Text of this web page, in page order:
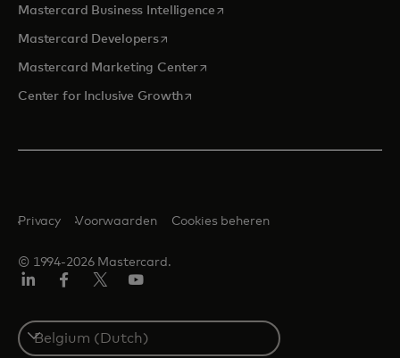
Mastercard Business Intelligenceopens in a new tab
Mastercard Developersopens in a new tab
Mastercard Marketing Centeropens in a new tab
Center for Inclusive Growthopens in a new tab
© 1994-2026 Mastercard.
Privacy Voorwaarden Cookies beheren
Select
a
country